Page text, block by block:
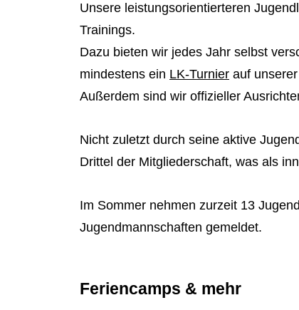
Unsere leistungsorientierteren
Trainings.
Dazu bieten wir jedes Jahr selbst
mindestens ein LK-Turnier auf
Außerdem sind wir offizieller
Nicht zuletzt durch seine aktive
Drittel der Mitgliederschaft, was als
Im Sommer nehmen zurzeit 13
Jugendmannschaften gemeldet.
Feriencamps & mehr